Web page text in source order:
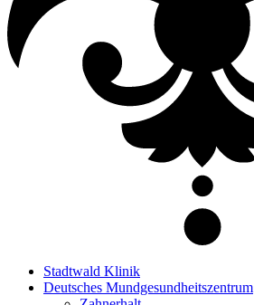
Stadtwald Klinik
Deutsches Mundgesundheitszentrum